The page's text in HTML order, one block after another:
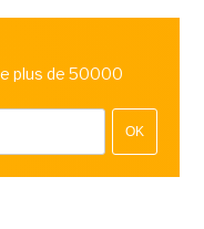
plus de 50000
OK